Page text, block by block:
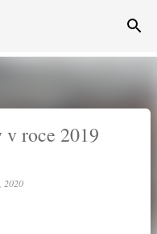
obsah
v roce 2019
2020